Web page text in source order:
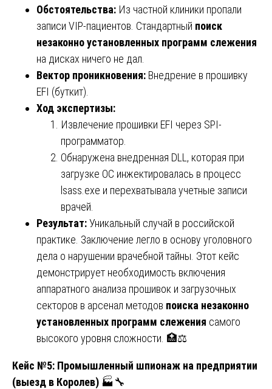
Обстоятельства: Из частной клиники пропали
записи VIP-пациентов. Стандартный поиск
незаконно установленных программ слежения
на дисках ничего не дал.
Вектор проникновения: Внедрение в прошивку
EFI (буткит).
Ход экспертизы:
Извлечение прошивки EFI через SPI-
программатор.
Обнаружена внедренная DLL, которая при
загрузке ОС инжектировалась в процесс
lsass.exe и перехватывала учетные записи
врачей.
Результат:Уникальный случай в российской
практике. Заключение легло в основу уголовного
дела о нарушении врачебной тайны. Этот кейс
демонстрирует необходимость включения
аппаратного анализа прошивок и загрузочных
секторов в арсенал методов поиска незаконно
установленных программ слежения самого
высокого уровня сложности. 🏥⚖️
Кейс №5: Промышленный шпионаж на предприятии
(выезд в Королев) 🏭🔧